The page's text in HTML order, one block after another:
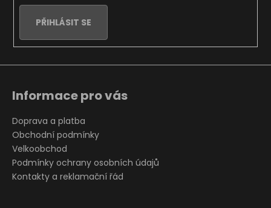
PŘIHLÁSIT SE
Informace pro vás
Doprava a platba
Obchodní podmínky
Velkoobchod
Podmínky ochrany osobních údajů
Kontakty a reklamační řád